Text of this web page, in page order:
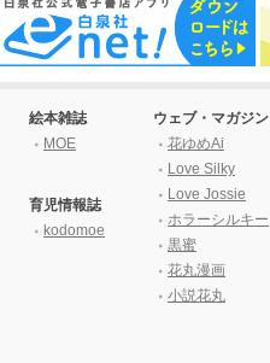
絵本雑誌
MOE
育児情報誌
kodomoe
ウェブ・マガジン
花ゆめAi
Love Silky
Love Jossie
ホラーシルキー
黒蜜
花丸漫画
小説花丸